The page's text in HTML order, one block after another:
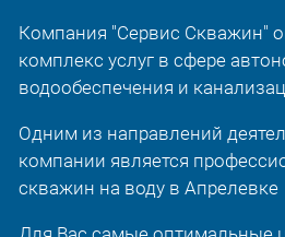
Компания "Сервис Скважин"
комплекс услуг в сфере
водообеспечения и
Одним из направлений
компании является
скважин на воду в Апрелевке